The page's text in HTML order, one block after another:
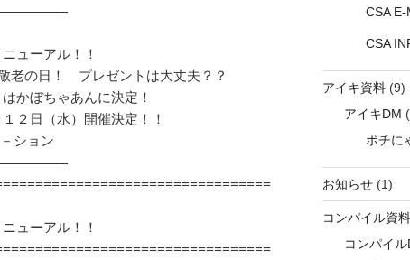
ューアル！！
の日！　プレゼントは大丈夫？？
かぼちゃあんに決定！
２日（水）開催決定！！
ューアル！！
CSA
CSA
アイキ資料(9)
アイキDM
ポチに
お知らせ(1)
コンパイル資料
コンパイル